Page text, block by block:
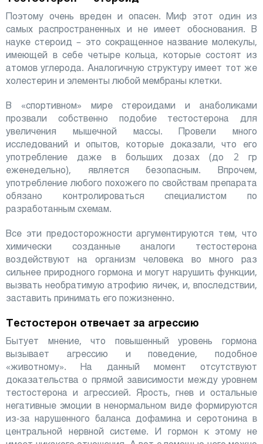
Поэтому очень вреден и опасен. Миф этот один из
самых распространенных и не имеет обоснования. В
науке стероид – это сокращенное название молекулы,
имеющей в себе четыре кольца, которые состоят из
атомов углерода. Аналогичную структуру имеет тот же
холестерин и элементы любой мембраны клетки.
В «спортивном» мире стероидами и анаболиками
прозвали собственно подобие тестостерона для
увеличения мышечной массы. Провели много
исследований и опытов, которые доказали, что его
употребление даже в больших дозах (до 2 гр
еженедельно), является безопасным. Впрочем,
употребление любого похожего по свойствам препарата
обязано контролироваться специалистом по
разработанным схемам.
Все эти предосторожности аргументируются тем, что
химически созданные аналоги тестостерона
воздействуют на организм человека во много раз
сильнее природного гормона и могут нарушить функции,
вызвать необратимую атрофию яичек, и, впоследствии,
заставить принимать его пожизненно.
Тестостерон отвечает за агрессию
Бытует мнение, что повышенный уровень гормона
вызывает агрессию и поведение, подобное
«животному». На данный момент отсутствуют
доказательства о прямой зависимости между уровнем
тестостерона и агрессией. Ярость, гнев и остальные
негативные эмоции в ненормальном виде формируются
из-за нарушенного баланса дофамина и серотонина в
центральной нервной системе. И гормон к этому не